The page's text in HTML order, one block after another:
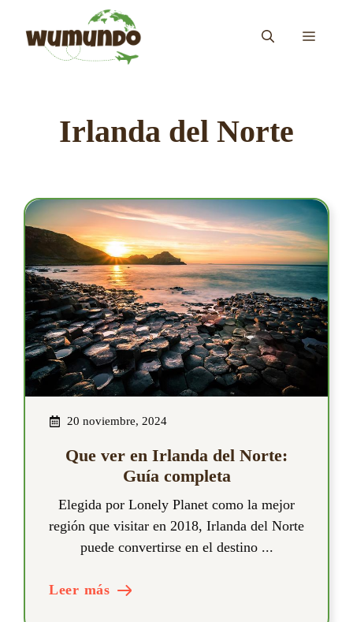
contenido
MENÚ
Irlanda del Norte
20 noviembre, 2024
Que ver en Irlanda del Norte:
Guía completa
Elegida por Lonely Planet como la mejor
región que visitar en 2018, Irlanda del Norte
puede convertirse en el destino ...
Leer más